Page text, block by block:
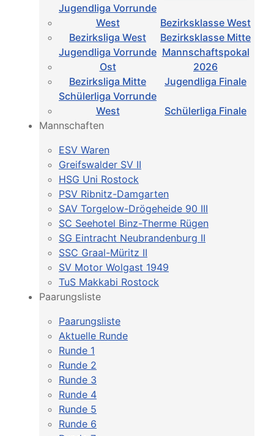
Jugendliga Vorrunde
West
Bezirksklasse West
Bezirksliga West
Bezirksklasse Mitte
Jugendliga Vorrunde
Ost
Mannschaftspokal
2026
Bezirksliga Mitte
Jugendliga Finale
Schülerliga Vorrunde
West
Schülerliga Finale
Mannschaften
ESV Waren
Greifswalder SV II
HSG Uni Rostock
PSV Ribnitz-Damgarten
SAV Torgelow-Drögeheide 90 III
SC Seehotel Binz-Therme Rügen
SG Eintracht Neubrandenburg II
SSC Graal-Müritz II
SV Motor Wolgast 1949
TuS Makkabi Rostock
Paarungsliste
Paarungsliste
Aktuelle Runde
Runde 1
Runde 2
Runde 3
Runde 4
Runde 5
Runde 6